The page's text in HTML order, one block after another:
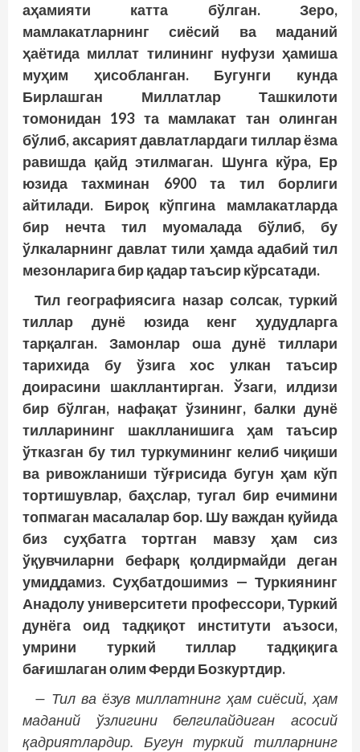
аҳамияти катта бўлган. Зеро,
мамлакатларнинг сиёсий ва маданий
ҳаётида миллат тилининг нуфузи ҳамиша
муҳим ҳисобланган. Бугунги кунда
Бирлашган Миллатлар Ташкилоти
томонидан 193 та мамлакат тан олинган
бўлиб, аксарият давлатлардаги тиллар ёзма
равишда қайд этилмаган. Шунга кўра, Ер
юзида тахминан 6900 та тил борлиги
айтилади. Бироқ кўпгина мамлакатларда
бир нечта тил муомалада бўлиб, бу
ўлкаларнинг давлат тили ҳамда адабий тил
мезонларига бир қадар таъсир кўрсатади.
Тил географиясига назар солсак, туркий
тиллар дунё юзида кенг ҳудудларга
тарқалган. Замонлар оша дунё тиллари
тарихида бу ўзига хос улкан таъсир
доирасини шакллантирган. Ўзаги, илдизи
бир бўлган, нафақат ўзининг, балки дунё
тилларининг шаклланишига ҳам таъсир
ўтказган бу тил туркумининг келиб чиқиши
ва ривожланиши тўғрисида бугун ҳам кўп
тортишувлар, баҳслар, тугал бир ечимини
топмаган масалалар бор. Шу важдан қуйида
биз суҳбатга тортган мавзу ҳам сиз
ўқувчиларни бефарқ қолдирмайди деган
умиддамиз. Суҳбатдошимиз — Туркиянинг
Анадолу университети профессори, Туркий
дунёга оид тадқиқот институти аъзоси,
умрини туркий тиллар тадқиқига
бағишлаган олим Ферди Бозкуртдир.
— Тил ва ёзув миллатнинг ҳам сиёсий, ҳам
маданий ўзлигини белгилайдиган асосий
қадриятлардир. Бугун туркий тилларнинг